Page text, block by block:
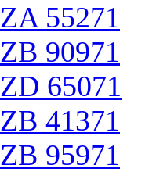
ZA 55271
ZB 90971
ZD 65071
ZB 41371
ZB 95971